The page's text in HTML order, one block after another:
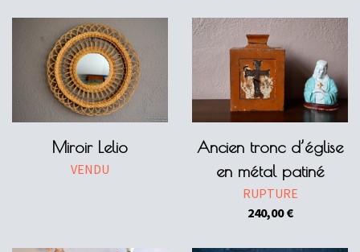
Miroir Lelio
VENDU
Ancien tronc d’église
en métal patiné
RUPTURE
240,00€